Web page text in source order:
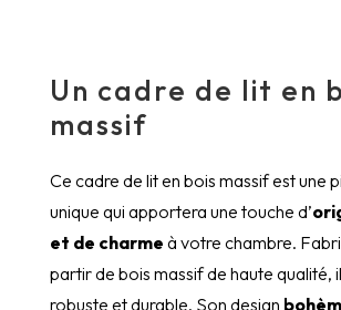
Un cadre de lit en
massif
Ce cadre de lit en bois massif est une
unique qui apportera une touche d’
et de charme à votre chambre.
partir de bois massif de haute qualité,
robuste et durable. Son design